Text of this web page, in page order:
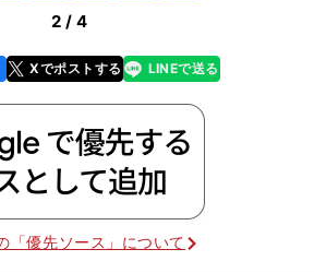
2 / 4
Xでポストする
line LINEで送る
「優先ソース」について